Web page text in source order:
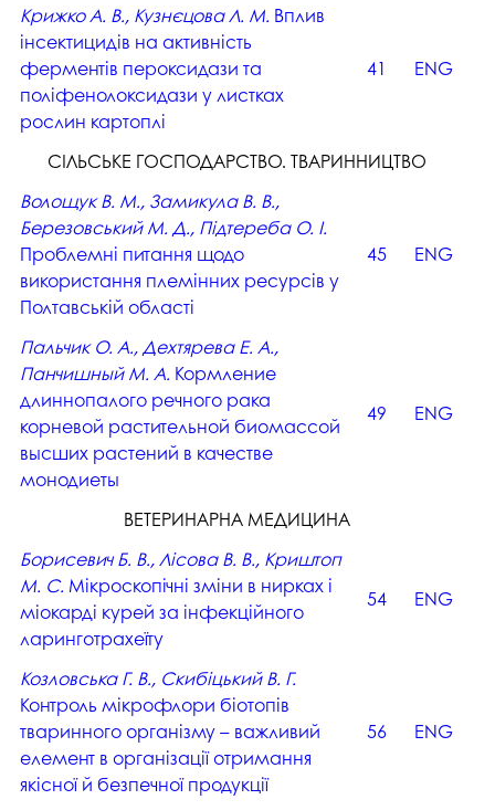
Крижко А. В., Кузнєцова Л. М. Вплив
інсектицидів на активність
ферментів пероксидази та
поліфенолоксидази у листках
рослин картоплі
41 ENG
СІЛЬСЬКЕ ГОСПОДАРСТВО. ТВАРИННИЦТВО
Волощук В. М., Замикула В. В.,
Березовський М. Д., Підтереба О. І.
Проблемні питання щодо
використання племінних ресурсів у
Полтавській області
45 ENG
Пальчик О. А., Дехтярева Е. А.,
Панчишный М. А. Кормление
длиннопалого речного рака
корневой растительной биомассой
высших растений в качестве
монодиеты
49 ENG
ВЕТЕРИНАРНА МЕДИЦИНА
Борисевич Б. В., Лісова В. В., Криштоп
М. С. Мікроскопічні зміни в нирках і
міокарді курей за інфекційного
ларинготрахеїту
54 ENG
Козловська Г. В., Скибіцький В. Г.
Контроль мікрофлори біотопів
тваринного організму – важливий
елемент в організації отримання
якісної й безпечної продукції
56 ENG